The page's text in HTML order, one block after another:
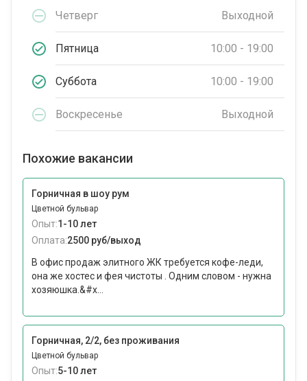
Четверг Выходной
Пятница 10:00 - 19:00
Суббота 10:00 - 19:00
Воскресенье Выходной
Похожие вакансии
Горничная в шоу рум
Цветной бульвар
Опыт:1-10 лет
Оплата:2500 руб/выход
В офис продаж элитного ЖК требуется кофе-леди,
она же хостес и фея чистоты . Одним словом - нужна
хозяюшка.&#x...
Горничная, 2/2, без проживания
Цветной бульвар
Опыт:5-10 лет